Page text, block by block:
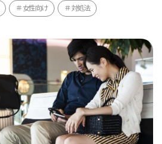
女性向け 対処法